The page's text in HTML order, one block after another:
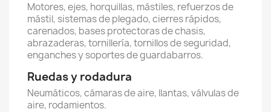
Motores, ejes, horquillas, mástiles, refuerzos de
mástil, sistemas de plegado, cierres rápidos,
carenados, bases protectoras de chasis,
abrazaderas, tornillería, tornillos de seguridad,
enganches y soportes de guardabarros.
Ruedas y rodadura
Neumáticos, cámaras de aire, llantas, válvulas de
aire, rodamientos.